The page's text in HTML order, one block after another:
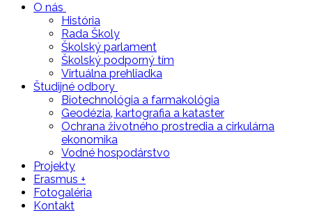
O nás
História
Rada Školy
Školský parlament
Školský podporný tím
Virtuálna prehliadka
Študijné odbory
Biotechnológia a farmakológia
Geodézia‚ kartografia a kataster
Ochrana životného prostredia a cirkulárna
ekonomika
Vodné hospodárstvo
Projekty
Erasmus +
Fotogaléria
Kontakt